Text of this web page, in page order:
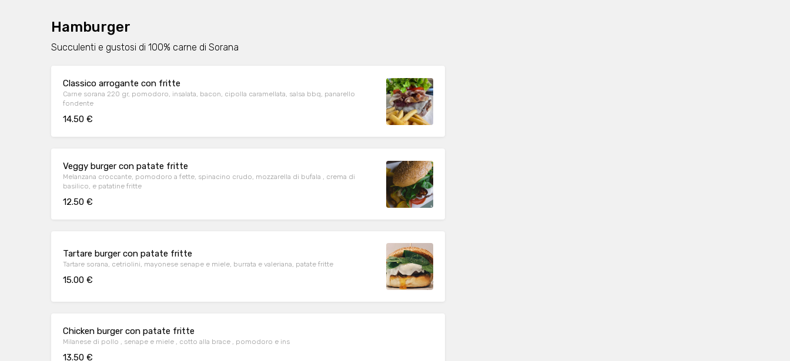
Hamburger
Succulenti e gustosi di 100% carne di Sorana
Classico arrogante con fritte
Carne sorana 220 gr, pomodoro, insalata, bacon, cipolla caramellata, salsa bbq, panarello
fondente
14.50 €
Veggy burger con patate fritte
Melanzana croccante, pomodoro a fette, spinacino crudo, mozzarella di bufala , crema di
basilico, e patatine fritte
12.50 €
Tartare burger con patate fritte
Tartare sorana, cetriolini, mayonese senape e miele, burrata e valeriana, patate fritte
15.00 €
Chicken burger con patate fritte
Milanese di pollo , senape e miele , cotto alla brace , pomodoro e ins
13.50 €